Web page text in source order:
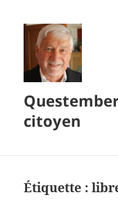
citoyen
Étiquette :